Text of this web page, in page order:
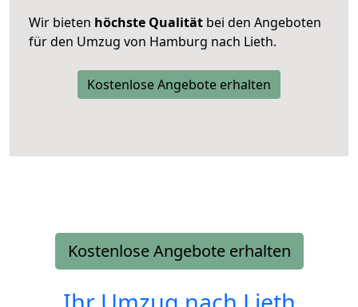
Wir bieten höchste Qualität bei den Angeboten
für den Umzug von Hamburg nach Lieth.
Kostenlose Angebote erhalten
Kostenlose Angebote erhalten